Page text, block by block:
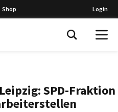
Shop Login
SPD-Fraktion